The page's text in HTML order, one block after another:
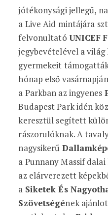
jótékonysági jellegű,
a Live Aid mintájára
felvonultató UNICEF
jegybevételével a világ
gyermekeit
hónap első
a Parkban az ingyenes
Budapest Park idén
keresztül segített
rászorulóknak. A
nagysikerű
a Punnany Massif
az elárverezett
a Siketek És
Szövetségének